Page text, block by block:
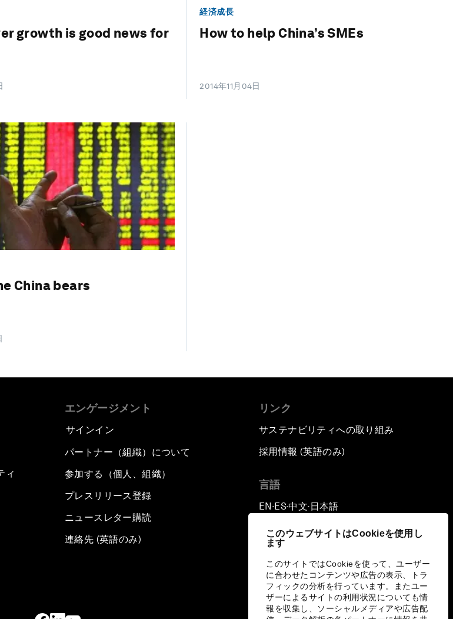
このウェブサイトはCookieを使用し
ます
このサイトではCookieを使って、ユーザー
に合わせたコンテンツや広告の表示、トラ
フィックの分析を行っています。またユー
ザーによるサイトの利用状況についても情
報を収集し、ソーシャルメディアや広告配
growth is good news for
経済成長
How to help China’s SMEs
2014年11月04日
China bears
ィ
エンゲージメント
サインイン
パートナー（組織）について
参加する（個人、組織）
プレスリリース登録
ニュースレター購読
連絡先 (英語のみ)
リンク
サステナビリティへの取り組み
採用情報 (英語のみ)
言語
EN ▪ES▪中文▪ 日本語